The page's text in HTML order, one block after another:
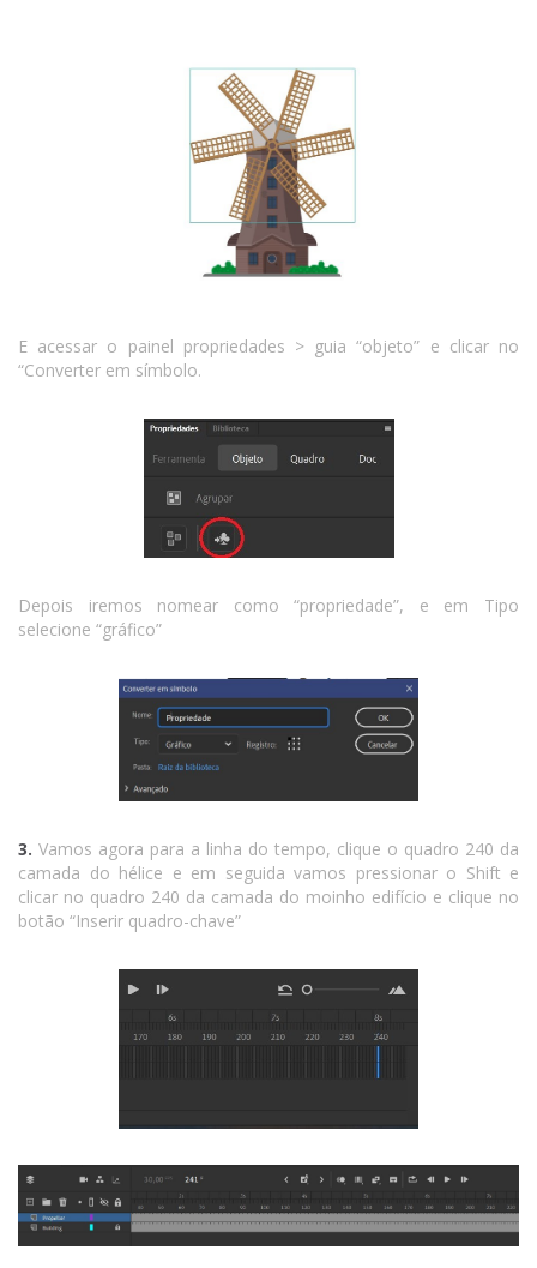
E acessar o painel propriedades > guia “objeto” e clicar no
“Converter em símbolo.
Depois iremos nomear como “propriedade”, e em Tipo
selecione “gráfico”
3. Vamos agora para a linha do tempo, clique o quadro 240 da
camada do hélice e em seguida vamos pressionar o Shift e
clicar no quadro 240 da camada do moinho edifício e clique no
botão “Inserir quadro-chave”